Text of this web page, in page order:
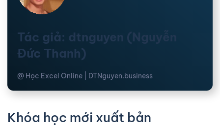
Tác giả: dtnguyen (Nguyễn
Đức Thanh)
@ Học Excel Online | DTNguyen.business
Khóa học mới xuất bản